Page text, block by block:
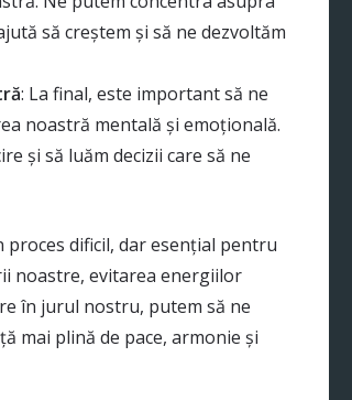
să creștem și să ne dezvoltăm
: La final, este important să ne
noastră mentală și emoțională.
și să luăm decizii care să ne
dificil, dar esențial pentru
noastre, evitarea energiilor
în jurul nostru, putem să ne
mai plină de pace, armonie și